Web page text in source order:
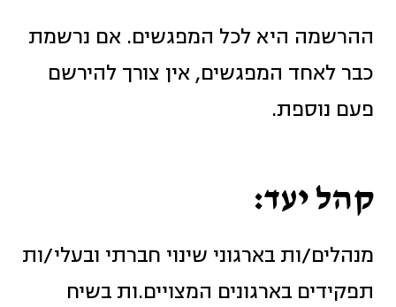
ההרשמה היא לכל המפגשים. אם נרשמת
כבר לאחד המפגשים, אין צורך להירשם
פעם נוספת.
קהל יעד:
מנהלים/ות בארגוני שינוי חברתי ובעלי/ות
תפקידים בארגונים המצויים.ות בשיח